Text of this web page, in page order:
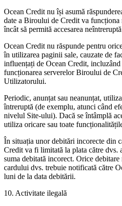
Ocean Credit nu își asumă
date a Biroului de Credit va funcționa
încât să permită accesarea
Ocean Credit nu răspunde pentru
în utilizarea paginii sale, cauzate de
influențați de Ocean Credit, incluzând
funcționarea serverelor Biroului de
Utilizatorului.
Periodic, anunțat sau neanunțat,
întreruptă (de exemplu, atunci când
nivelul Site-ului). Dacă se întâmplă
utiliza oricare sau toate
În situația unor debitări incorecte din
Credit va fi limitată la plata către dvs.
suma debitată incorect. Orice debitare
cardului dvs. trebuie notificată către
luni de la data debitării.
10. Activitate ilegală